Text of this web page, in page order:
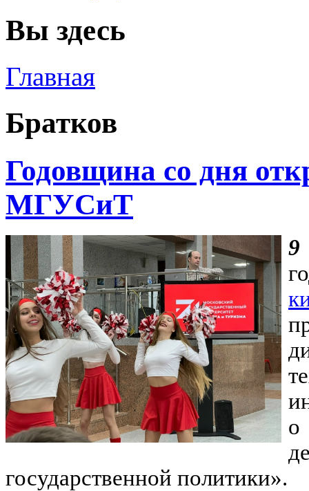
Вы здесь
Главная
Братков
Годовщина со дня
МГУСиТ
9
о
государственной политики».